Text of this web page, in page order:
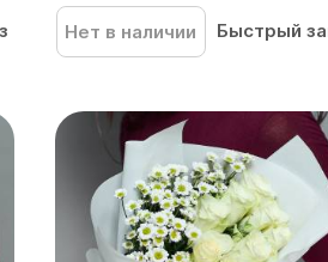
Нет в наличии
Быстрый